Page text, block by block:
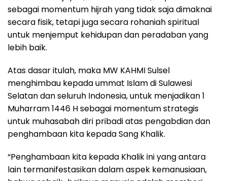
sebagai momentum hijrah yang tidak saja dimaknai
secara fisik, tetapi juga secara rohaniah spiritual
untuk menjemput kehidupan dan peradaban yang
lebih baik.
Atas dasar itulah, maka MW KAHMI Sulsel
menghimbau kepada ummat Islam di Sulawesi
Selatan dan seluruh Indonesia, untuk menjadikan 1
Muharram 1446 H sebagai momentum strategis
untuk muhasabah diri pribadi atas pengabdian dan
penghambaan kita kepada Sang Khalik.
“Penghambaan kita kepada Khalik ini yang antara
lain termanifestasikan dalam aspek kemanusiaan,